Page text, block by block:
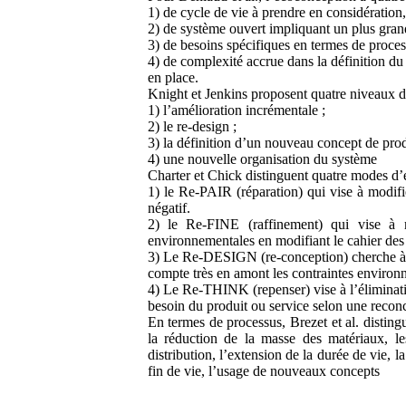
1) de cycle de vie à prendre en considération,
2) de système ouvert impliquant un plus
3) de besoins spécifiques en termes de
4) de complexité accrue dans la définition
en place.
Knight et Jenkins proposent quatre niveaux
1) l’amélioration incrémentale ;
2) le re-design ;
3) la définition d’un nouveau concept de
4) une nouvelle organisation du système
Charter et Chick distinguent quatre modes
1) le Re-PAIR (réparation) qui vise à
négatif.
2) le Re-FINE (raffinement) qui vise à
environnementales en modifiant le cahier des
3) Le Re-DESIGN (re-conception) cherche
compte très en amont les contraintes
4) Le Re-THINK (repenser) vise à
besoin du produit ou service selon une
En termes de processus, Brezet et al.
la réduction de la masse des matériaux,
distribution, l’extension de la durée de vie,
fin de vie, l’usage de nouveaux concepts